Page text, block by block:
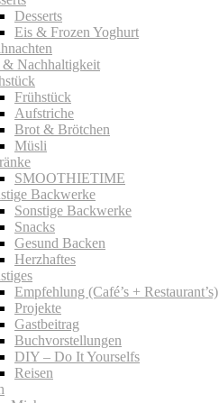
Desserts
Eis & Frozen Yoghurt
Nachhaltigkeit
Frühstück
Aufstriche
Brot & Brötchen
Müsli
SMOOTHIETIME
Backwerke
Sonstige Backwerke
Snacks
Gesund Backen
Herzhaftes
Empfehlung (Café’s + Restaurant’s)
Projekte
Gastbeitrag
Buchvorstellungen
DIY – Do It Yourselfs
Reisen